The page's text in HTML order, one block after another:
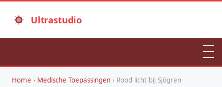
Ultrastudio
Home › Medische Toepassingen › Rood licht bij Sjögren